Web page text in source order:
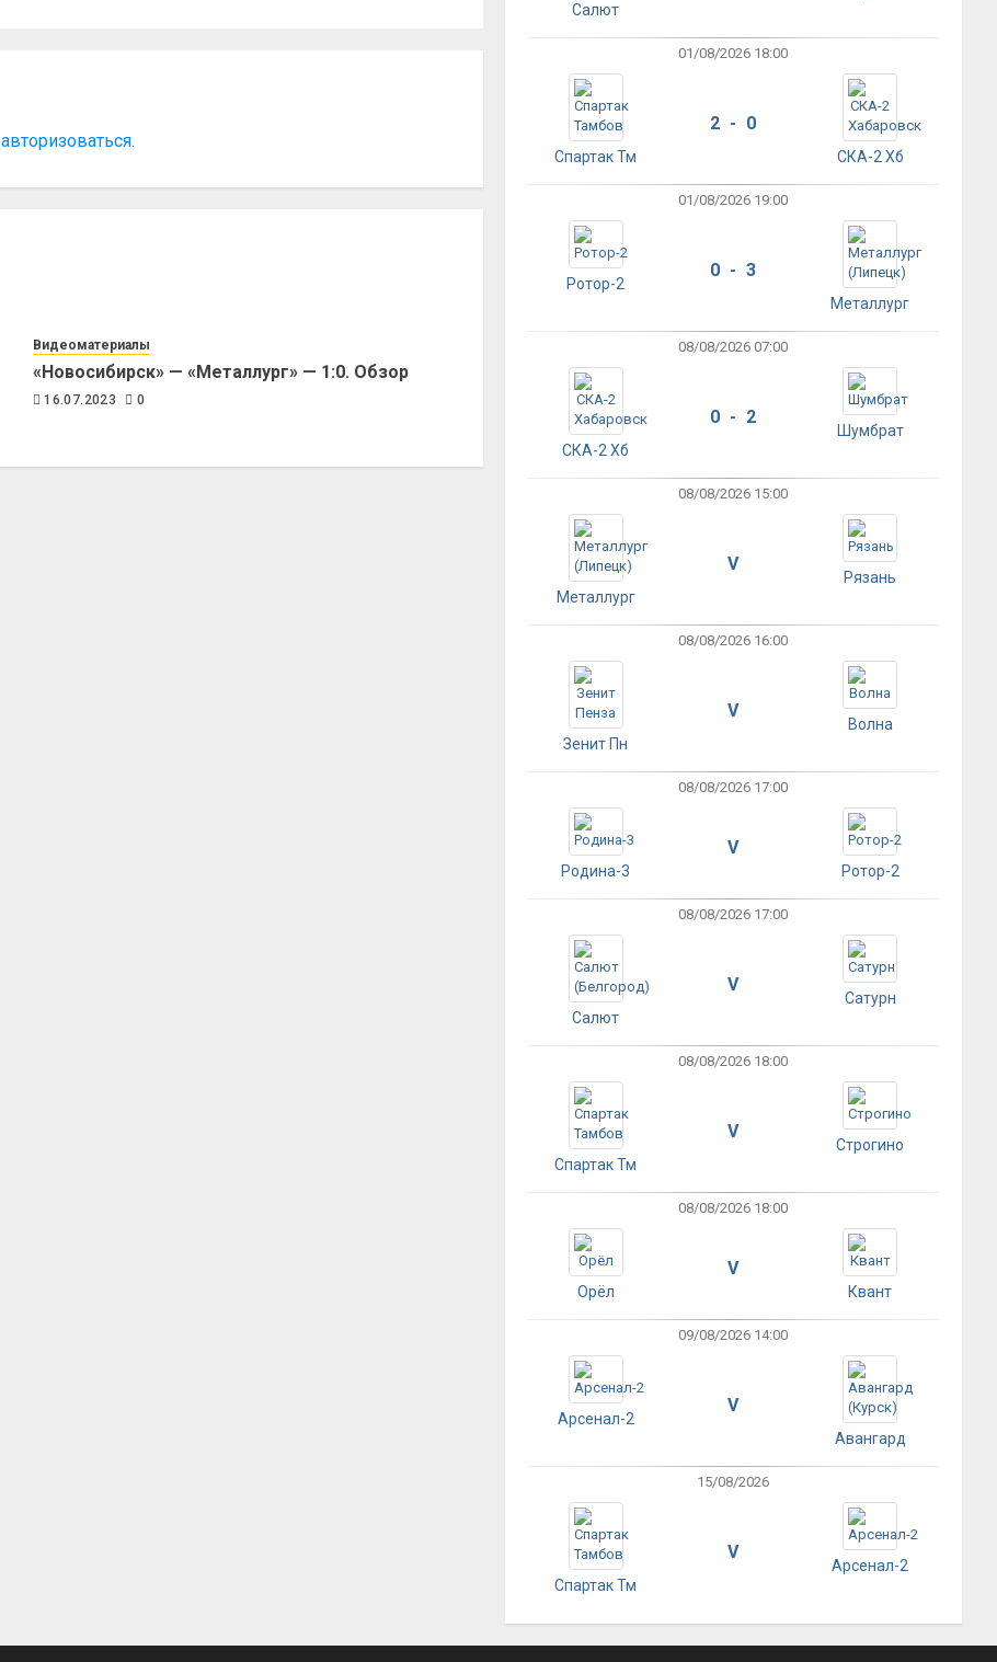
авторизоваться.
Видеоматериалы
«Новосибирск» — «Металлург» — 1:0. Обзор
16.07.2023 0
Салют
01/08/2026 18:00
Спартак Тм
2 - 0
СКА-2 Хб
01/08/2026 19:00
Ротор-2
0 - 3
Металлург
08/08/2026 07:00
СКА-2 Хб
0 - 2
Шумбрат
08/08/2026 15:00
Металлург
V
Рязань
08/08/2026 16:00
Зенит Пн
V
Волна
08/08/2026 17:00
Родина-3
V
Ротор-2
08/08/2026 17:00
Салют
V
Сатурн
08/08/2026 18:00
Спартак Тм
V
Строгино
08/08/2026 18:00
Орёл
V
Квант
09/08/2026 14:00
Арсенал-2
V
Авангард
15/08/2026
Спартак Тм
V
Арсенал-2